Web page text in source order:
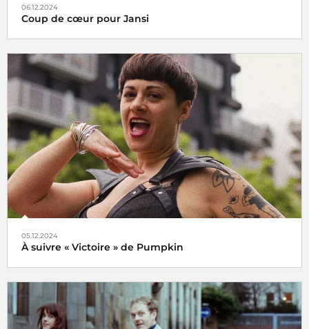
06.12.2024
Coup de cœur pour Jansi
Le choix de Jansi
05.12.2024
À suivre « Victoire » de Pumpkin
Veni, vidi, vici !